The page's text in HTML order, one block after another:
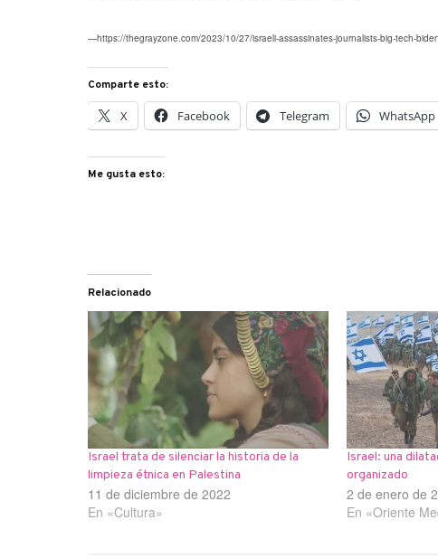
—https://thegrayzone.com/2023/10/27/israeli-assassinates-journalists-big-tech-
Comparte esto:
X Facebook Telegram WhatsApp
Me gusta esto:
Relacionado
Israel trata de silenciar la historia de la
limpieza étnica en Palestina
11 de diciembre de 2022
En «Cultura»
Israel: una
organizado
2 de enero de
En «Oriente